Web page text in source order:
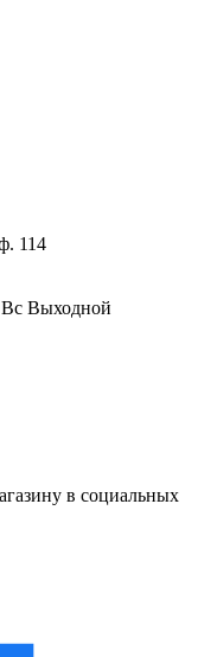
114
Вс Выходной
в социальных